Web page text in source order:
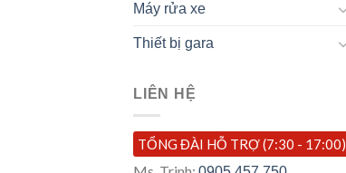
Máy rửa xe
Thiết bị gara
LIÊN HỆ
TỔNG ĐÀI HỖ TRỢ (7:30 - 17:00)